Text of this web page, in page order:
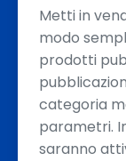
Metti in
modo
prodotti
categoria
parametri.
saranno